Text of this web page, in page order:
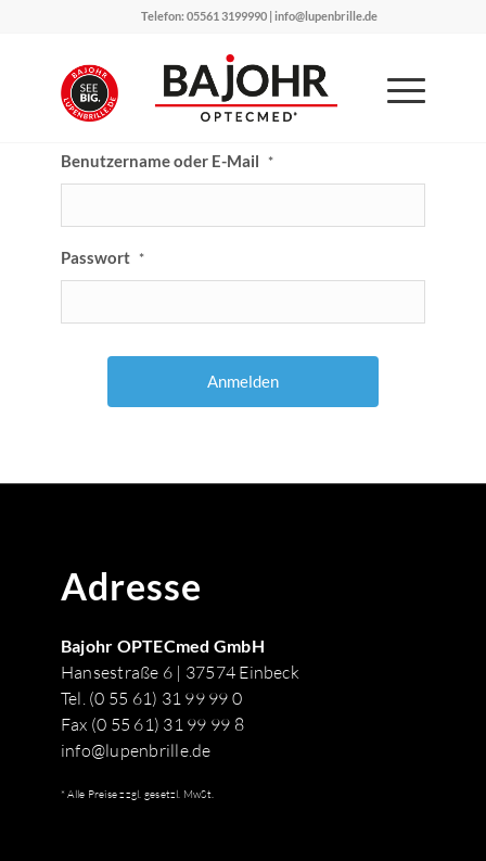
Telefon: 05561 3199990 | info@lupenbrille.de
Benutzername oder E-Mail *
Passwort *
Adresse
Bajohr OPTECmed GmbH
Hansestraße 6 | 37574 Einbeck
Tel. (0 55 61) 31 99 99 0
Fax (0 55 61) 31 99 99 8
info@lupenbrille.de
* Alle Preise zzgl. gesetzl. MwSt.